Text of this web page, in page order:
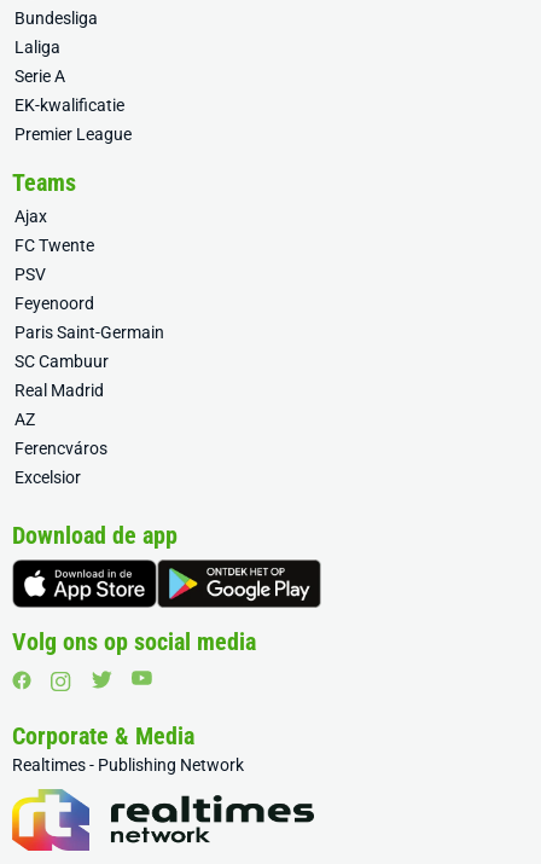
Bundesliga
Laliga
Serie A
EK-kwalificatie
Premier League
Teams
Ajax
FC Twente
PSV
Feyenoord
Paris Saint-Germain
SC Cambuur
Real Madrid
AZ
Ferencváros
Excelsior
Download de app
Volg ons op social media
Corporate & Media
Realtimes - Publishing Network